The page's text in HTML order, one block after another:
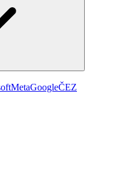
MetaGoogleČEZ